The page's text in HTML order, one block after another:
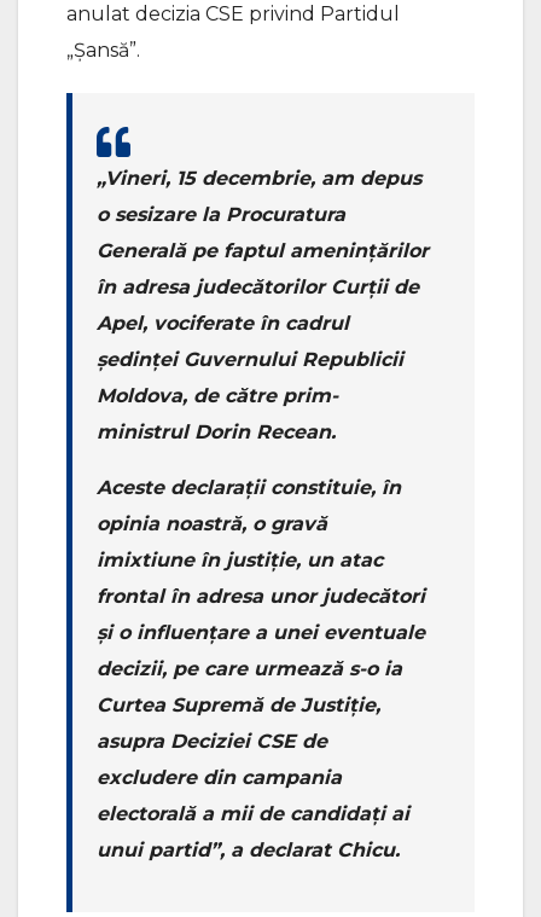
anulat decizia CSE privind Partidul
„Șansă”.
„Vineri, 15 decembrie, am depus
o sesizare la Procuratura
Generală pe faptul amenințărilor
în adresa judecătorilor Curții de
Apel, vociferate în cadrul
ședinței Guvernului Republicii
Moldova, de către prim-
ministrul Dorin Recean.
Aceste declarații constituie, în
opinia noastră, o gravă
imixtiune în justiție, un atac
frontal în adresa unor judecători
și o influențare a unei eventuale
decizii, pe care urmează s-o ia
Curtea Supremă de Justiție,
asupra Deciziei CSE de
excludere din campania
electorală a mii de candidați ai
unui partid”, a declarat Chicu.